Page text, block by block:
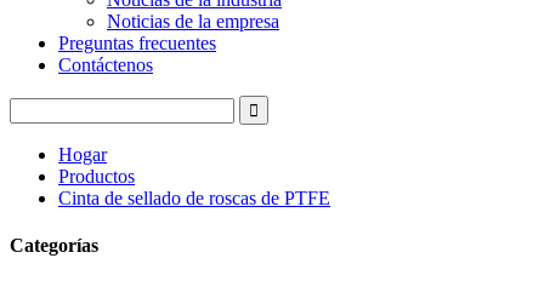
Noticias de la empresa
Preguntas frecuentes
Contáctenos
Hogar
Productos
Cinta de sellado de roscas de PTFE
Categorías